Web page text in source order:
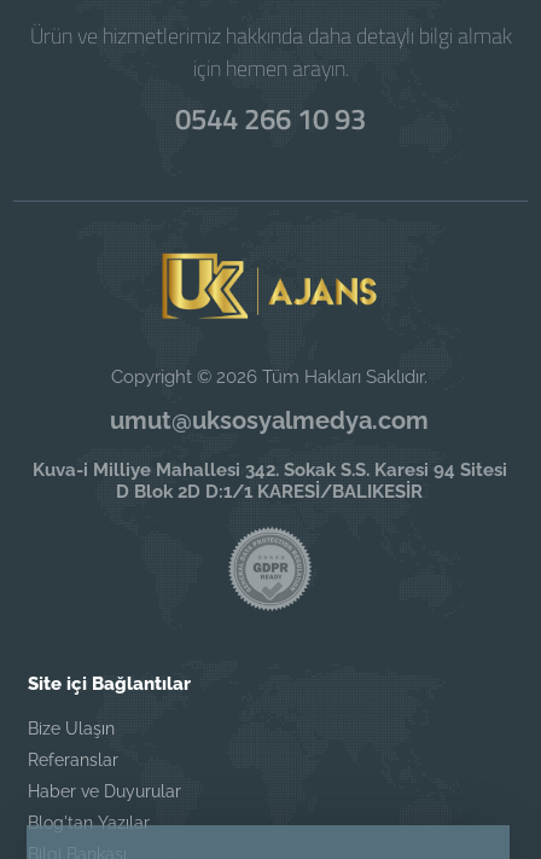
Ürün ve hizmetlerimiz hakkında daha detaylı bilgi almak
için hemen arayın.
0544 266 10 93
Copyright © 2026 Tüm Hakları Saklıdır.
umut@uksosyalmedya.com
Kuva-i Milliye Mahallesi 342. Sokak S.S. Karesi 94 Sitesi
D Blok 2D D:1/1 KARESİ/BALIKESİR
Site içi Bağlantılar
Bize Ulaşın
Referanslar
Haber ve Duyurular
Blog'tan Yazılar
Bilgi Bankası